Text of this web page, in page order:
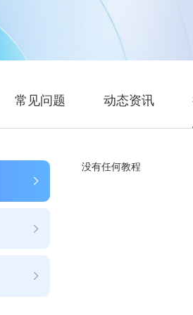
常见问题 动态资讯
没有任何教程